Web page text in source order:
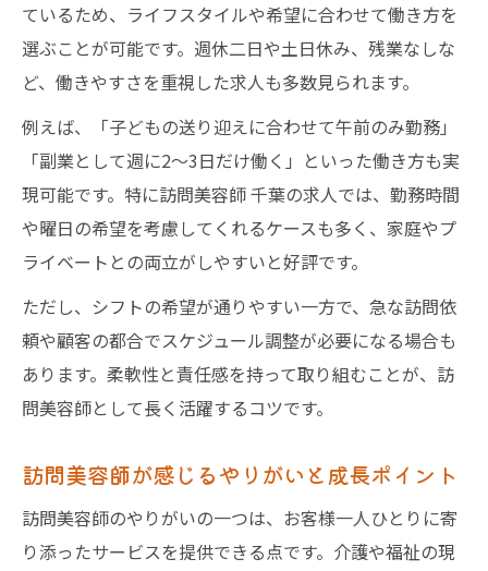
ているため、ライフスタイルや希望に合わせて働き方を
選ぶことが可能です。週休二日や土日休み、残業なしな
ど、働きやすさを重視した求人も多数見られます。
例えば、「子どもの送り迎えに合わせて午前のみ勤務」
「副業として週に2～3日だけ働く」といった働き方も実
現可能です。特に訪問美容師 千葉の求人では、勤務時間
や曜日の希望を考慮してくれるケースも多く、家庭やプ
ライベートとの両立がしやすいと好評です。
ただし、シフトの希望が通りやすい一方で、急な訪問依
頼や顧客の都合でスケジュール調整が必要になる場合も
あります。柔軟性と責任感を持って取り組むことが、訪
問美容師として長く活躍するコツです。
訪問美容師が感じるやりがいと成長ポイント
訪問美容師のやりがいの一つは、お客様一人ひとりに寄
り添ったサービスを提供できる点です。介護や福祉の現